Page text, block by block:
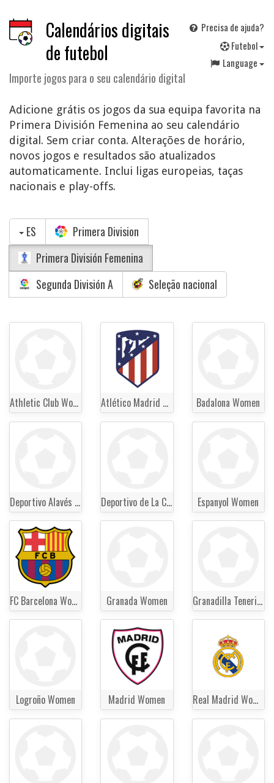
Calendários digitais
de futebol
Importe jogos para o seu calendário digital
Precisa de ajuda?
Futebol
Language
Adicione grátis os jogos da sua equipa favorita na
Primera División Femenina ao seu calendário
digital. Sem criar conta. Alterações de horário,
novos jogos e resultados são atualizados
automaticamente. Inclui ligas europeias, taças
nacionais e play-offs.
ES
Primera Division
Primera División Femenina
Segunda División A
Seleção nacional
Athletic Club Women Atlético Madrid Women Badalona Women
Deportivo Alavés Women Deportivo de La Coruña Women Espanyol Women
FC Barcelona Women Granada Women Granadilla Tenerife Women
Logroño Women Madrid Women Real Madrid Women